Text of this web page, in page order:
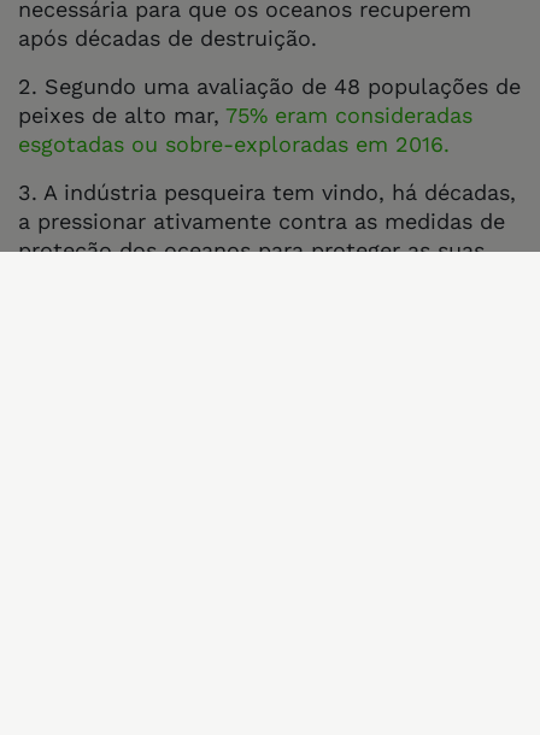
necessária para que os oceanos recuperem
após décadas de destruição.
2. Segundo uma avaliação de 48 populações de
peixes de alto mar, 75% eram consideradas
esgotadas ou sobre-exploradas em 2016.
3. A indústria pesqueira tem vindo, há décadas,
a pressionar ativamente contra as medidas de
proteção dos oceanos para proteger as suas